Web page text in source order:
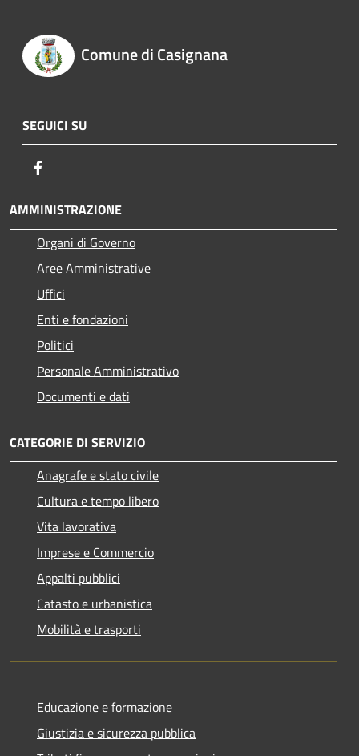
Comune di Casignana
SEGUICI SU
AMMINISTRAZIONE
Organi di Governo
Aree Amministrative
Uffici
Enti e fondazioni
Politici
Personale Amministrativo
Documenti e dati
CATEGORIE DI SERVIZIO
Anagrafe e stato civile
Cultura e tempo libero
Vita lavorativa
Imprese e Commercio
Appalti pubblici
Catasto e urbanistica
Mobilità e trasporti
Educazione e formazione
Giustizia e sicurezza pubblica